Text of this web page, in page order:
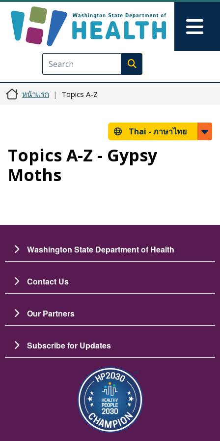
Execute search
หน้าแรก Topics A-Z
Thai - ภาษาไทย
Topics A-Z - Gypsy
Moths
Washington State Department of Health
Contact Us
Our Partners
Subscribe for Updates
Image